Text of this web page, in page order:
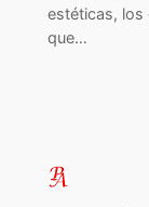
estéticas, los
que…